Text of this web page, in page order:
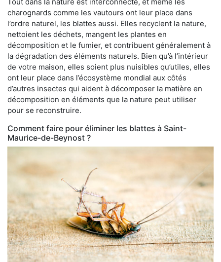
Tout dans la nature est interconnecté, et même les
charognards comme les vautours ont leur place dans
l’ordre naturel, les blattes aussi. Elles recyclent la nature,
nettoient les déchets, mangent les plantes en
décomposition et le fumier, et contribuent généralement à
la dégradation des éléments naturels. Bien qu’à l’intérieur
de votre maison, elles soient plus nuisibles qu’utiles, elles
ont leur place dans l’écosystème mondial aux côtés
d’autres insectes qui aident à décomposer la matière en
décomposition en éléments que la nature peut utiliser
pour se reconstruire.
Comment faire pour éliminer les blattes à Saint-
Maurice-de-Beynost ?